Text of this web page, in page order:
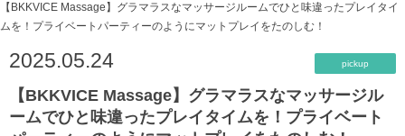
【BKKVICE Massage】グラマラスなマッサージルームでひと味違ったプレイタイ
ムを！プライベートパーティーのようにマットプレイをたのしむ！
2025.05.24 pickup
【BKKVICE Massage】グラマラスなマッサージル
ームでひと味違ったプレイタイムを！プライベート